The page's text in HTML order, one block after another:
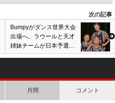
次の記事
Bumpyがダンス世界大会
出場へ。ラウールと天才
姉妹チームが日本予選大
会優勝で再挑戦へ
月間 コメント